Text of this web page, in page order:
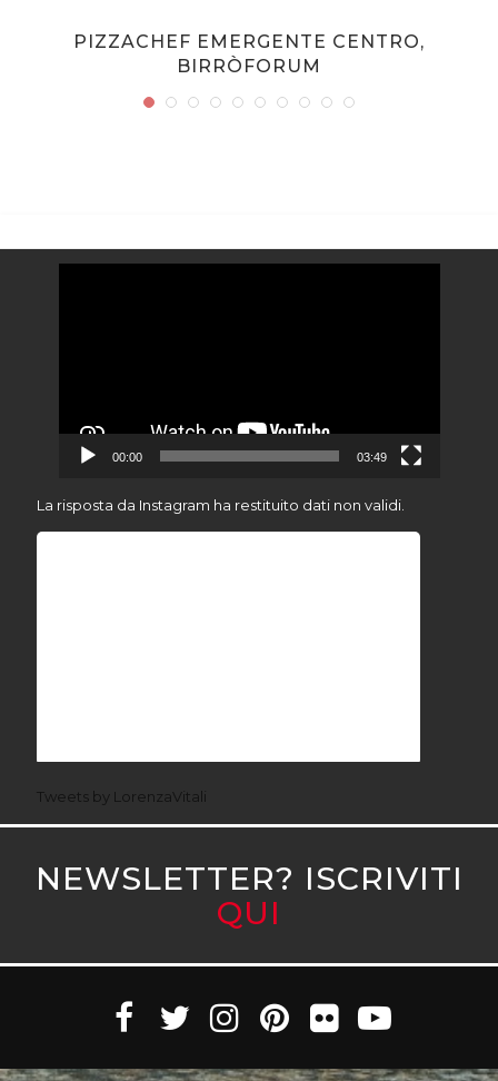
PIZZACHEF EMERGENTE CENTRO,
BIRRÒFORUM
00:00 03:49
La risposta da Instagram ha restituito dati non validi.
Tweets by LorenzaVitali
NEWSLETTER? ISCRIVITI
QUI